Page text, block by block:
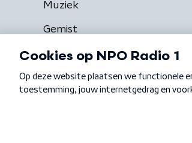
Muziek
Gemist
Algemene voorwaarden